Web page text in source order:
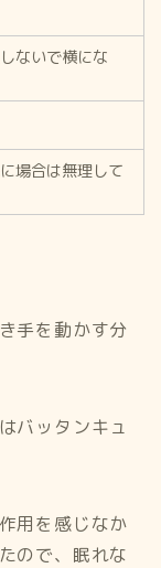
ないで横にな
場合は無理して
手を動かす分
バッタンキュ
用を感じなか
ので、眠れな